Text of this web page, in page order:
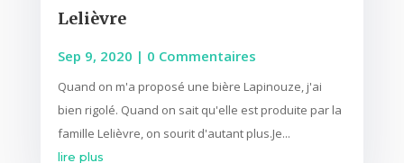
Lelièvre
Sep 9, 2020 | 0 Commentaires
Quand on m'a proposé une bière Lapinouze, j'ai
bien rigolé. Quand on sait qu'elle est produite par la
famille Lelièvre, on sourit d'autant plus.Je...
lire plus